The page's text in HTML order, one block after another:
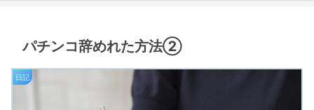
パチンコ辞めれた方法②
日記